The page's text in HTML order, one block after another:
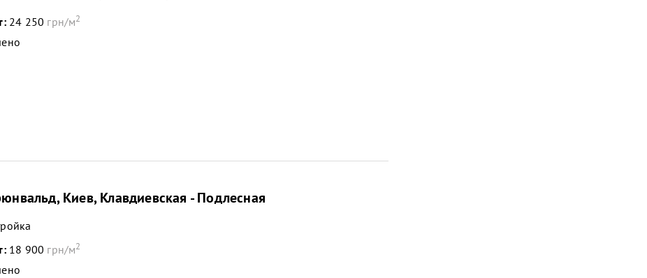
24 250 грн/м2
Киев, Клавдиевская - Подлесная
18 900 грн/м2